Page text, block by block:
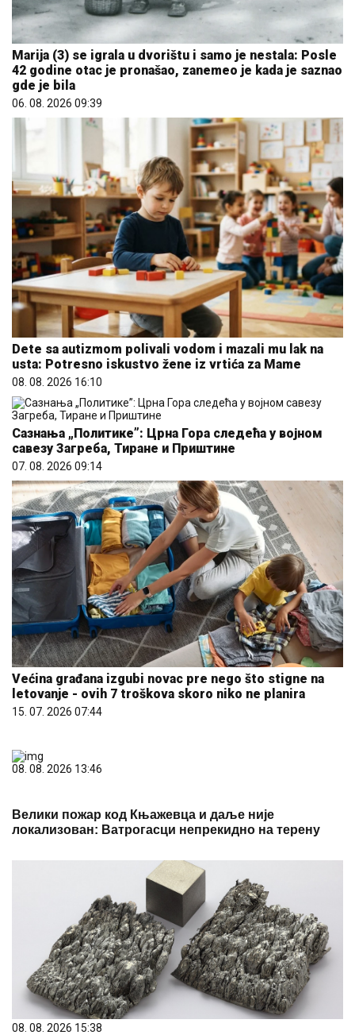
Marija (3) se igrala u dvorištu i samo je nestala: Posle
42 godine otac je pronašao, zanemeo je kada je saznao
gde je bila
06. 08. 2026 09:39
Dete sa autizmom polivali vodom i mazali mu lak na
usta: Potresno iskustvo žene iz vrtića za Mame
08. 08. 2026 16:10
Сазнања „Политике”: Црна Гора следећа у војном
савезу Загреба, Тиране и Приштине
07. 08. 2026 09:14
Većina građana izgubi novac pre nego što stigne na
letovanje - ovih 7 troškova skoro niko ne planira
15. 07. 2026 07:44
08. 08. 2026 13:46
Велики пожар код Књажевца и даље није
локализован: Ватрогасци непрекидно на терену
08. 08. 2026 15:38